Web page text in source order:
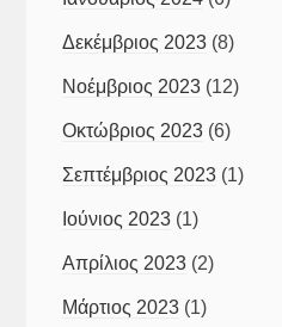
Δεκέμβριος 2023 (8)
Νοέμβριος 2023 (12)
Οκτώβριος 2023 (6)
Σεπτέμβριος 2023 (1)
Ιούνιος 2023 (1)
Απρίλιος 2023 (2)
Μάρτιος 2023 (1)